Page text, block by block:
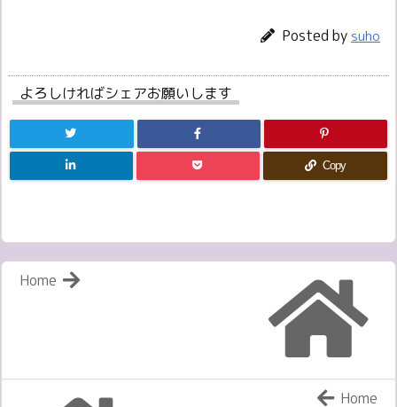
Posted by suho
よろしければシェアお願いします
Copy
Home
Home